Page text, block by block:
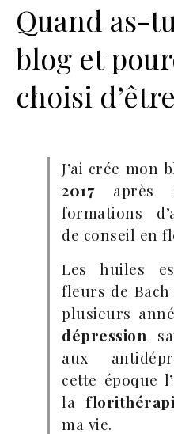
Quand as-
blog et
choisi
J’ai crée mon
2017après
formations
de conseil en
Les huiles
fleurs de
plusieurs
dépression
aux
cette époque l’
la
ma vie.